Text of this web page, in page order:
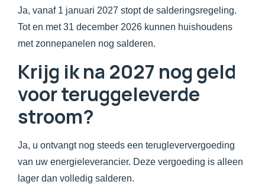
Ja, vanaf 1 januari 2027 stopt de salderingsregeling.
Tot en met 31 december 2026 kunnen huishoudens
met zonnepanelen nog salderen.
Krijg ik na 2027 nog geld
voor teruggeleverde
stroom?
Ja, u ontvangt nog steeds een terugleververgoeding
van uw energieleverancier. Deze vergoeding is alleen
lager dan volledig salderen.